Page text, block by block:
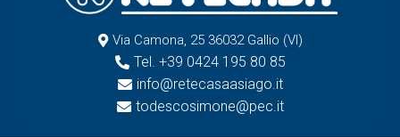
Via Camona, 25 36032 Gallio (VI)
Tel. +39 0424 195 80 85
info@retecasaasiago.it
todescosimone@pec.it